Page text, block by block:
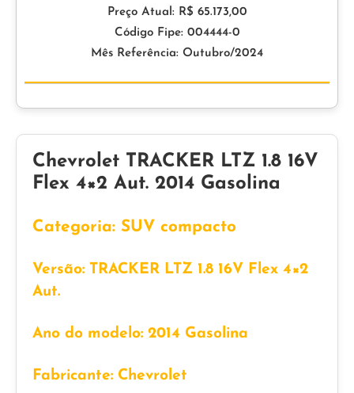
Preço Atual: R$ 65.173,00
Código Fipe: 004444-0
Mês Referência: Outubro/2024
Chevrolet TRACKER LTZ 1.8 16V
Flex 4×2 Aut. 2014 Gasolina
Categoria: SUV compacto
Versão: TRACKER LTZ 1.8 16V Flex 4×2
Aut.
Ano do modelo: 2014 Gasolina
Fabricante: Chevrolet